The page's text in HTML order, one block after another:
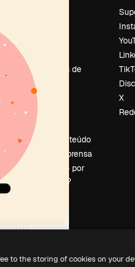
Tendências de
pesquisa
Blog
Eventos
Slidesgo
Vender conteúdo
Sala de imprensa
Procurando por
magnific.ai?
X
to the storing of cookies on your